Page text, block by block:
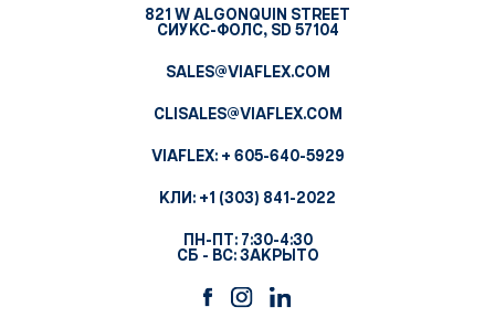
821 W ALGONQUIN STREET
СИУКС-ФОЛС, SD 57104
SALES@VIAFLEX.COM
CLISALES@VIAFLEX.COM
VIAFLEX: + 605-640-5929
КЛИ: +1 (303) 841-2022
ПН-ПТ: 7:30-4:30
СБ - ВС: ЗАКРЫТО